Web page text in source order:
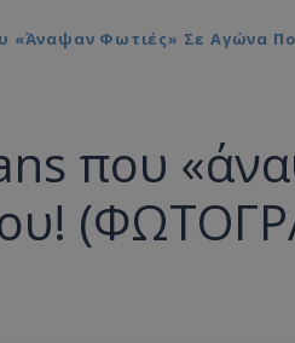
«άναψαν Φωτιές» Σε Αγώνα
που